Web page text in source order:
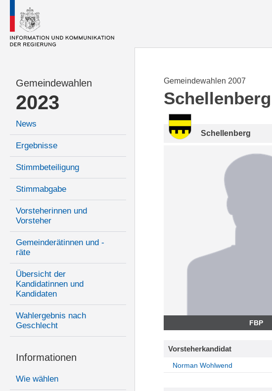
Gemeindewahlen
2023
News
Ergebnisse
Stimmbeteiligung
Stimmabgabe
Vorsteherinnen und
Vorsteher
Gemeinderätinnen und -
räte
Übersicht der
Kandidatinnen und
Kandidaten
Wahlergebnis nach
Geschlecht
Informationen
Wie wählen
Gemeindewahlen 2007
Schellenberg
Schellenberg
FBP
Vorsteherkandidat
Norman Wohlwend